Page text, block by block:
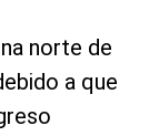
norte de
a que